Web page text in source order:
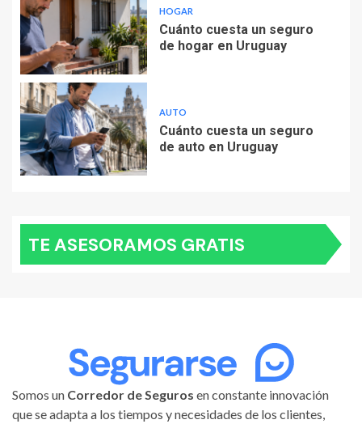
HOGAR
Cuánto cuesta un seguro
de hogar en Uruguay
AUTO
Cuánto cuesta un seguro
de auto en Uruguay
TE ASESORAMOS GRATIS
Somos un Corredor de Seguros en constante innovación
que se adapta a los tiempos y necesidades de los clientes,